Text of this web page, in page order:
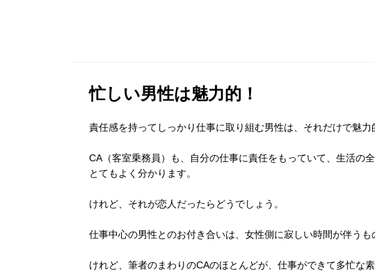
忙しい男性は魅力的！
責任感を持ってしっかり仕事に取り組む男性は、それだけで魅力
CA（客室乗務員）も、自分の仕事に責任をもっていて、生活の
とてもよく分かります。
けれど、それが恋人だったらどうでしょう。
仕事中心の男性とのお付き合いは、女性側に寂しい時間が伴うも
けれど、筆者のまわりのCAのほとんどが、仕事ができて多忙な